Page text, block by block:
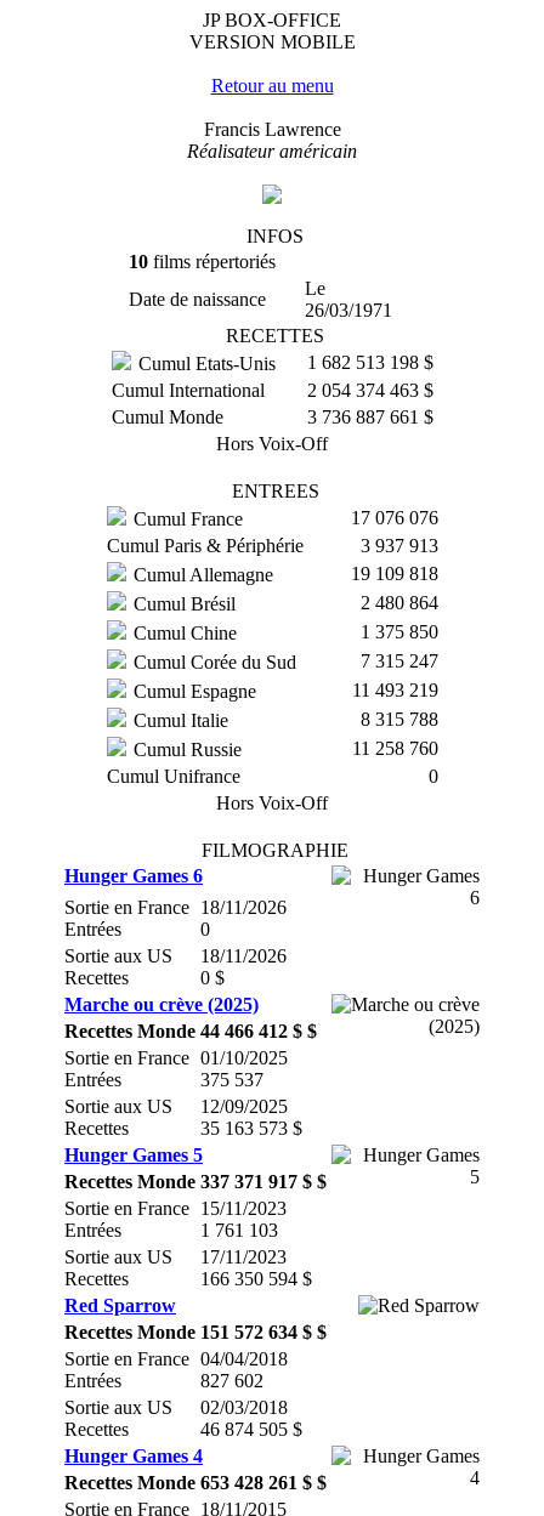
JP BOX-OFFICE
VERSION MOBILE
Retour au menu
Francis Lawrence
Réalisateur américain
INFOS
10films répertoriés
Date de naissance
Le
26/03/1971
RECETTES
Cumul Etats-Unis
1 682 513 198 $
Cumul International
2 054 374 463 $
Cumul Monde
3 736 887 661 $
Hors Voix-Off
ENTREES
Cumul France
17 076 076
Cumul Paris & Périphérie
3 937 913
Cumul Allemagne
19 109 818
Cumul Brésil
2 480 864
Cumul Chine
1 375 850
Cumul Corée du Sud
7 315 247
Cumul Espagne
11 493 219
Cumul Italie
8 315 788
Cumul Russie
11 258 760
Cumul Unifrance
0
Hors Voix-Off
FILMOGRAPHIE
Hunger Games 6
Sortie en France
Entrées
18/11/2026
0
Sortie aux US
Recettes
18/11/2026
0 $
Marche ou crève (2025)
Recettes Monde 44 466 412 $ $
Sortie en France
Entrées
01/10/2025
375 537
Sortie aux US
Recettes
12/09/2025
35 163 573 $
Hunger Games 5
Recettes Monde 337 371 917 $ $
Sortie en France
Entrées
15/11/2023
1 761 103
Sortie aux US
Recettes
17/11/2023
166 350 594 $
Red Sparrow
Recettes Monde 151 572 634 $ $
Sortie en France
Entrées
04/04/2018
827 602
Sortie aux US
Recettes
02/03/2018
46 874 505 $
Hunger Games 4
Recettes Monde 653 428 261 $ $
Sortie en France 18/11/2015